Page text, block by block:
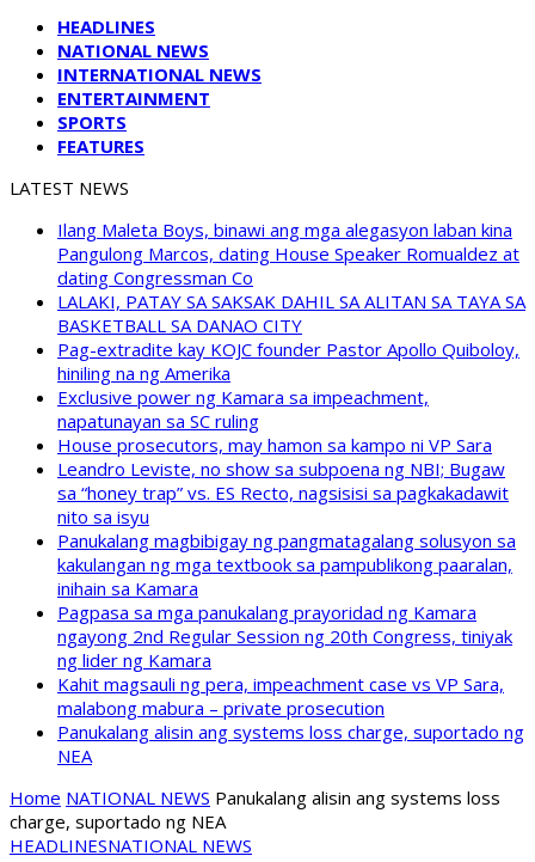
HEADLINES
NATIONAL NEWS
INTERNATIONAL NEWS
ENTERTAINMENT
SPORTS
FEATURES
LATEST NEWS
Ilang Maleta Boys, binawi ang mga alegasyon laban kina
Pangulong Marcos, dating House Speaker Romualdez at
dating Congressman Co
LALAKI, PATAY SA SAKSAK DAHIL SA ALITAN SA TAYA SA
BASKETBALL SA DANAO CITY
Pag-extradite kay KOJC founder Pastor Apollo Quiboloy,
hiniling na ng Amerika
Exclusive power ng Kamara sa impeachment,
napatunayan sa SC ruling
House prosecutors, may hamon sa kampo ni VP Sara
Leandro Leviste, no show sa subpoena ng NBI; Bugaw
sa “honey trap” vs. ES Recto, nagsisisi sa pagkakadawit
nito sa isyu
Panukalang magbibigay ng pangmatagalang solusyon sa
kakulangan ng mga textbook sa pampublikong paaralan,
inihain sa Kamara
Pagpasa sa mga panukalang prayoridad ng Kamara
ngayong 2nd Regular Session ng 20th Congress, tiniyak
ng lider ng Kamara
Kahit magsauli ng pera, impeachment case vs VP Sara,
malabong mabura – private prosecution
Panukalang alisin ang systems loss charge, suportado ng
NEA
Home NATIONAL NEWS Panukalang alisin ang systems loss
charge, suportado ng NEA
HEADLINESNATIONAL NEWS